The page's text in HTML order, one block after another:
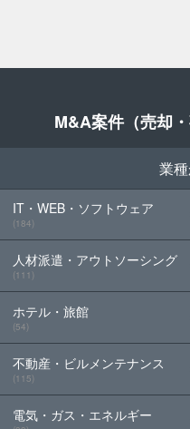
M&A案件（売却
業
IT・WEB・ソフトウェア
(184)
人材派遣・アウトソーシング
(111)
ホテル・旅館
(54)
不動産・ビルメンテナンス
(115)
電気・ガス・エネルギー